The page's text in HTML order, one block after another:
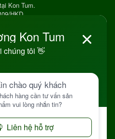
Kon Tum.
HKD
Kiệt, Tổ 6, Phường Kon Tum,